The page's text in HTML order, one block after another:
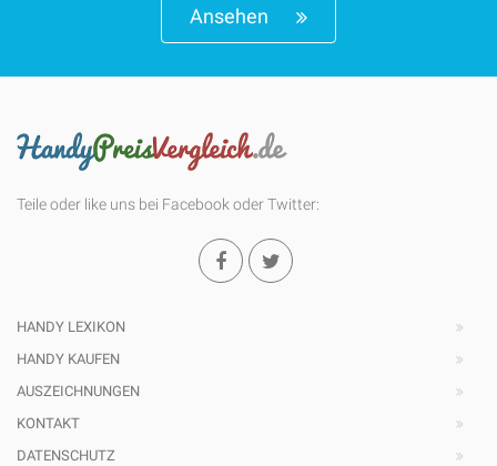
Ansehen
Teile oder like uns bei Facebook oder Twitter:
HANDY LEXIKON
HANDY KAUFEN
AUSZEICHNUNGEN
KONTAKT
DATENSCHUTZ